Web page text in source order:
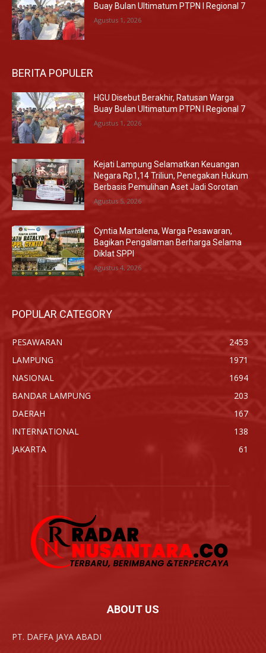
Buay Bulan Ultimatum PTPN I Regional 7
Agustus 1, 2026
BERITA POPULER
HGU Disebut Berakhir, Ratusan Warga
Buay Bulan Ultimatum PTPN I Regional 7
Agustus 1, 2026
Kejati Lampung Selamatkan Keuangan
Negara Rp1,14 Triliun, Penegakan Hukum
Berbasis Pemulihan Aset Jadi Sorotan
Agustus 5, 2026
Cyntia Martalena, Warga Pesawaran,
Bagikan Pengalaman Berharga Selama
Diklat SPPI
Agustus 4, 2026
POPULAR CATEGORY
PESAWARAN
2453
LAMPUNG
1971
NASIONAL
1694
BANDAR LAMPUNG
203
DAERAH
167
INTERNATIONAL
138
JAKARTA
61
ABOUT US
PT. DAFFA JAYA ABADI